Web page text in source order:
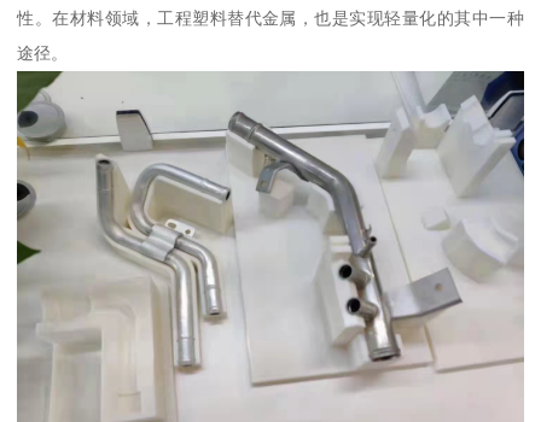
性。在材料领域，工程塑料替代金属，也是实现轻量化的其中一种
途径。